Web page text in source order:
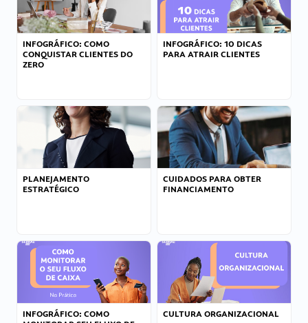
INFOGRÁFICO: COMO
CONQUISTAR CLIENTES DO
ZERO
INFOGRÁFICO: 10 DICAS
PARA ATRAIR CLIENTES
PLANEJAMENTO
ESTRATÉGICO
CUIDADOS PARA OBTER
FINANCIAMENTO
INFOGRÁFICO: COMO
CULTURA ORGANIZACIONAL